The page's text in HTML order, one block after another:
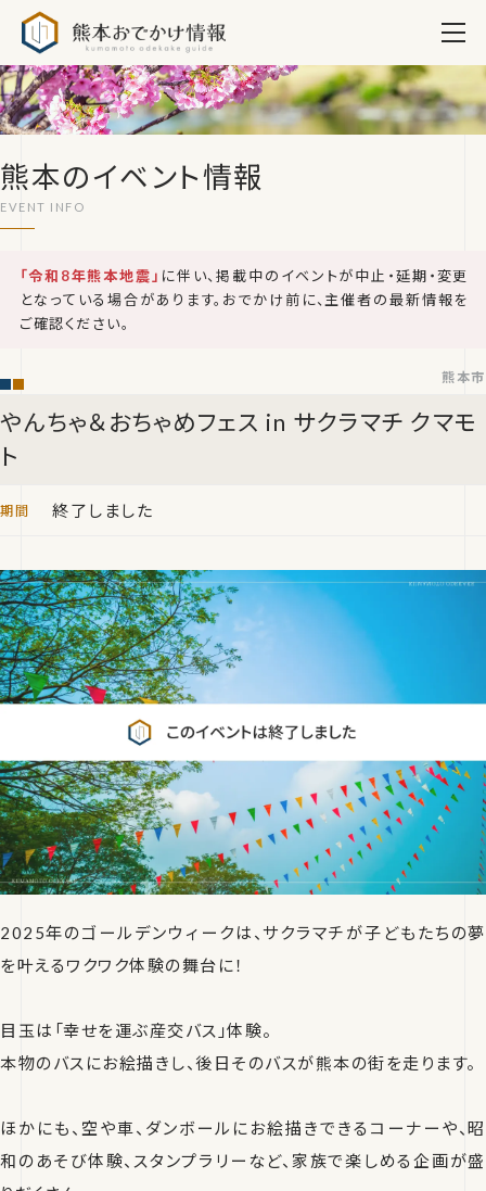
熊本のイベント情報
「令和8年熊本地震」 に伴い、掲載中のイベントが中止・延期・変更
となっている場合があります。おでかけ前に、主催者の最新情報を
ご確認ください。
やんちゃ＆おちゃめフェス in サクラマチ クマモ
ト
熊本市
終了しました
2025年のゴールデンウィークは、サクラマチが子どもたちの夢
を叶えるワクワク体験の舞台に！
目玉は「幸せを運ぶ産交バス」体験。
本物のバスにお絵描きし、後日そのバスが熊本の街を走ります。
ほかにも、空や車、ダンボールにお絵描きできるコーナーや、昭
和のあそび体験、スタンプラリーなど、家族で楽しめる企画が盛